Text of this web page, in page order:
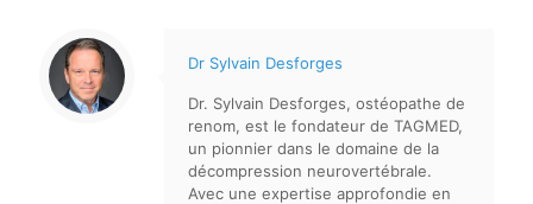
Dr Sylvain Desforges
Dr. Sylvain Desforges, ostéopathe de
renom, est le fondateur de TAGMED,
un pionnier dans le domaine de la
décompression neurovertébrale.
Avec une expertise approfondie en